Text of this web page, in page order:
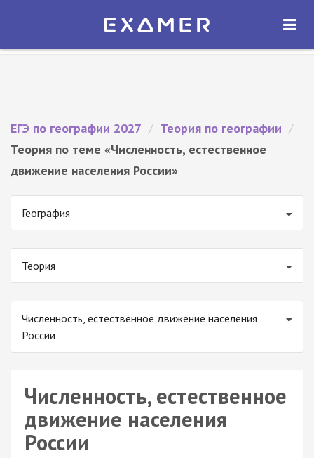
Экзамер — ЕГЭ 2027
ОТКРЫТЬ
ЕГЭ по географии 2027 / Теория по географии /
Теория по теме «Численность, естественное
движение населения России»
География
Теория
Численность, естественное движение населения
России
Численность, естественное
движение населения
России